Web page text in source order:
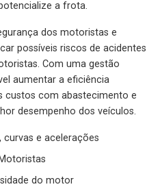
a frota.
dos motoristas e
possíveis riscos de acidentes
Com uma gestão
aumentar a eficiência
custos com abastecimento e
desempenho dos veículos.
curvas e acelerações
do motor